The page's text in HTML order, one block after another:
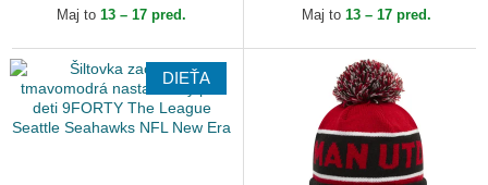
Maj to 13 – 17 pred. Maj to 13 – 17 pred.
DIEŤA